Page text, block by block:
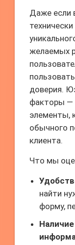
Даже если
желаемых
доверия.
факторы —
элементы,
обычного
клиента.
Что мы
найти
форму,